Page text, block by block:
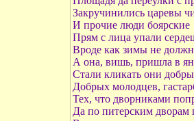
Закручинились царевы
И прочие люди боярские
Прям с лица упали
Вроде как зимы не
А она, вишь, пришла в
Стали кликать они
Добрых молодцев,
Тех, что дворниками
Да по питерским дворам